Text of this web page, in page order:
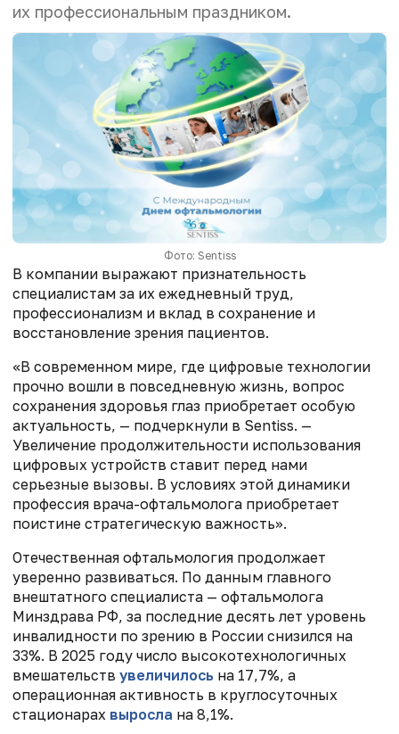
их профессиональным праздником.
Фото: Sentiss
В компании выражают признательность
специалистам за их ежедневный труд,
профессионализм и вклад в сохранение и
восстановление зрения пациентов.
«В современном мире, где цифровые технологии
прочно вошли в повседневную жизнь, вопрос
сохранения здоровья глаз приобретает особую
актуальность, — подчеркнули в Sentiss. —
Увеличение продолжительности использования
цифровых устройств ставит перед нами
серьезные вызовы. В условиях этой динамики
профессия врача-офтальмолога приобретает
поистине стратегическую важность».
Отечественная офтальмология продолжает
уверенно развиваться. По данным главного
внештатного специалиста — офтальмолога
Минздрава РФ, за последние десять лет уровень
инвалидности по зрению в России снизился на
33%. В 2025 году число высокотехнологичных
вмешательств увеличилось на 17,7%, а
операционная активность в круглосуточных
стационарах выросла на 8,1%.